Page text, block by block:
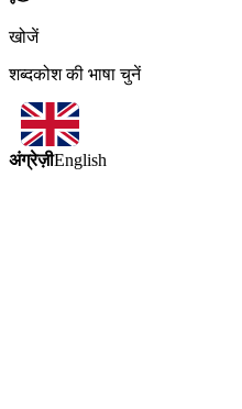
खोजें
शब्दकोश की भाषा चुनें
अंग्रेज़ीEnglish